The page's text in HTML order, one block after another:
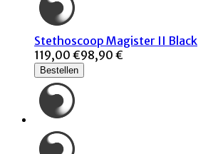
Stethoscoop Magister II Black
119,00 €98,90 €
Bestellen